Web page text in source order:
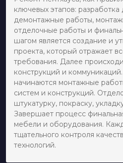
ключевых этапов: разработка
демонтажные работы,
отделочные работы и
шагом является создание и
проекта, который отражает
требования. Далее
конструкций и
начинаются монтажные
систем и конструкций.
штукатурку, покраску,
Завершает процесс
мебели и оборудования.
тщательного контроля
технологий.